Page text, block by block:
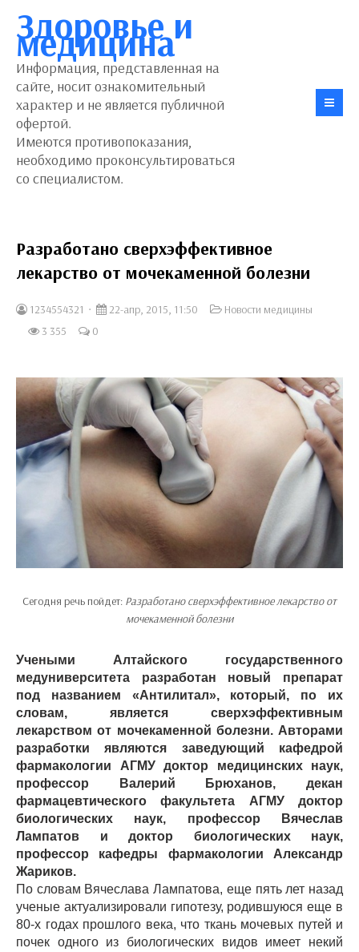
Здоровье и
медицина
Информация, представленная на
сайте, носит ознакомительный
характер и не является публичной
офертой.
Имеются противопоказания,
необходимо проконсультироваться
со специалистом.
Разработано сверхэффективное
лекарство от мочекаменной болезни
1234554321 22-апр, 2015, 11:50
Новости медицины
3 355
0
Сегодня речь пойдет: Разработано сверхэффективное лекарство от
мочекаменной болезни
Учеными Алтайского государственного
медуниверситета разработан новый препарат
под названием «Антилитал», который, по их
словам, является сверхэффективным
лекарством от мочекаменной болезни. Авторами
разработки являются заведующий кафедрой
фармакологии АГМУ доктор медицинских наук,
профессор Валерий Брюханов, декан
фармацевтического факультета АГМУ доктор
биологических наук, профессор Вячеслав
Лампатов и доктор биологических наук,
профессор кафедры фармакологии Александр
Жариков.
По словам Вячеслава Лампатова, еще пять лет назад
ученые актуализировали гипотезу, родившуюся еще в
80-х годах прошлого века, что ткань мочевых путей и
почек одного из биологических видов имеет некий